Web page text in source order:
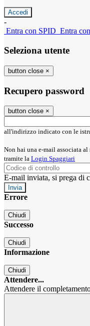
-
Entra con SPID Entra
Seleziona utente
button close ×
Recupero password
button close ×
all'indirizzo indicato con le
Non hai una e-mail associata
tramite la Login Spaggiari
E-mail inviata, si prega di
Errore
Chiudi
Successo
Chiudi
Informazione
Chiudi
Attendere...
Attendere il